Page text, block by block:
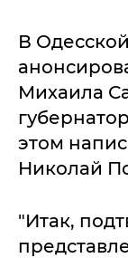
В
Михаила
этом
Николай
"Итак,